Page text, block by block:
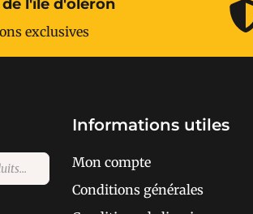
l'île d'oléron
exclusives
Informations utiles
Mon compte
Conditions générales